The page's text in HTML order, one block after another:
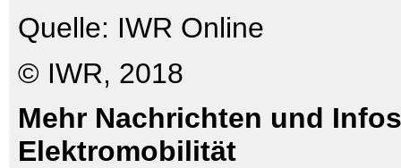
Quelle: IWR Online
© IWR, 2018
Mehr Nachrichten und
Elektromobilität